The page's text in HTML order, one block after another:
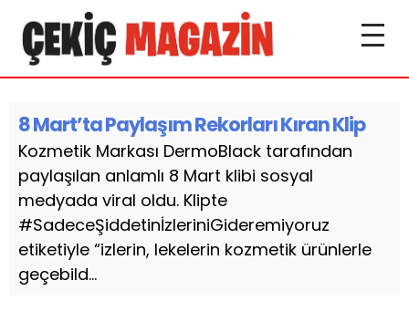
8 Mart’ta Paylaşım Rekorları Kıran Klip
Kozmetik Markası DermoBlack tarafından
paylaşılan anlamlı 8 Mart klibi sosyal
medyada viral oldu. Klipte
#SadeceŞiddetinİzleriniGideremiyoruz
etiketiyle “izlerin, lekelerin kozmetik ürünlerle
geçebild...